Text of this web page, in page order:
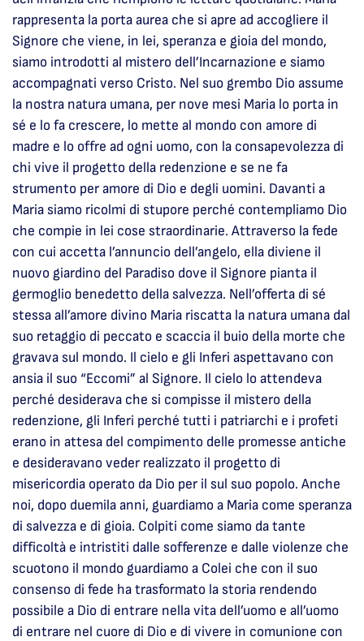
rappresenta la porta aurea che si apre ad accogliere il
Signore che viene, in lei, speranza e gioia del mondo,
siamo introdotti al mistero dell’Incarnazione e siamo
accompagnati verso Cristo. Nel suo grembo Dio assume
la nostra natura umana, per nove mesi Maria lo porta in
sé e lo fa crescere, lo mette al mondo con amore di
madre e lo offre ad ogni uomo, con la consapevolezza di
chi vive il progetto della redenzione e se ne fa
strumento per amore di Dio e degli uomini. Davanti a
Maria siamo ricolmi di stupore perché contempliamo Dio
che compie in lei cose straordinarie. Attraverso la fede
con cui accetta l’annuncio dell’angelo, ella diviene il
nuovo giardino del Paradiso dove il Signore pianta il
germoglio benedetto della salvezza. Nell’offerta di sé
stessa all’amore divino Maria riscatta la natura umana dal
suo retaggio di peccato e scaccia il buio della morte che
gravava sul mondo. Il cielo e gli Inferi aspettavano con
ansia il suo “Eccomi” al Signore. Il cielo lo attendeva
perché desiderava che si compisse il mistero della
redenzione, gli Inferi perché tutti i patriarchi e i profeti
erano in attesa del compimento delle promesse antiche
e desideravano veder realizzato il progetto di
misericordia operato da Dio per il sul suo popolo. Anche
noi, dopo duemila anni, guardiamo a Maria come speranza
di salvezza e di gioia. Colpiti come siamo da tante
difficoltà e intristiti dalle sofferenze e dalle violenze che
scuotono il mondo guardiamo a Colei che con il suo
consenso di fede ha trasformato la storia rendendo
possibile a Dio di entrare nella vita dell’uomo e all’uomo
di entrare nel cuore di Dio e di vivere in comunione con